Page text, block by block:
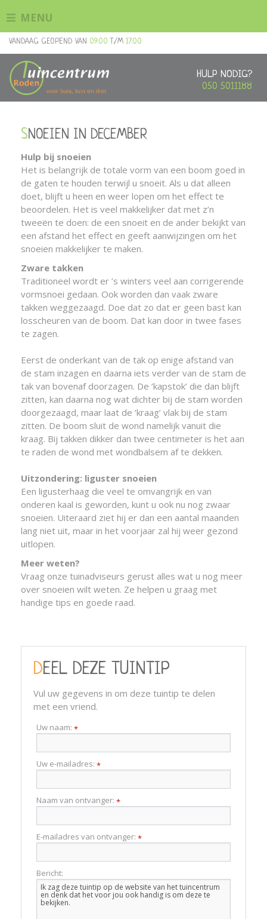
n
HULP NODIG?
050 5011188
VANDAAG GEOPEND VAN 09:00 T/M 17:00
MENU
SNOEIEN IN DECEMBER
Hulp bij snoeien
Het is belangrijk de totale vorm van een boom goed in
de gaten te houden terwijl u snoeit. Als u dat alleen
doet, blijft u heen en weer lopen om het effect te
beoordelen. Het is veel makkelijker dat met z’n
tweeën te doen: de een snoeit en de ander bekijkt van
een afstand het effect en geeft aanwijzingen om het
snoeien makkelijker te maken.
Zware takken
Traditioneel wordt er ’s winters veel aan corrigerende
vormsnoei gedaan. Ook worden dan vaak zware
takken weggezaagd. Doe dat zo dat er geen bast kan
losscheuren van de boom. Dat kan door in twee fases
te zagen.
Eerst de onderkant van de tak op enige afstand van
de stam inzagen en daarna iets verder van de stam de
tak van bovenaf doorzagen. De ‘kapstok’ die dan blijft
zitten, kan daarna nog wat dichter bij de stam worden
doorgezaagd, maar laat de ‘kraag’ vlak bij de stam
zitten. De boom sluit de wond namelijk vanuit die
kraag. Bij takken dikker dan twee centimeter is het aan
te raden de wond met wondbalsem af te dekken.
Uitzondering: liguster snoeien
Een ligusterhaag die veel te omvangrijk en van
onderen kaal is geworden, kunt u ook nu nog zwaar
snoeien. Uiteraard ziet hij er dan een aantal maanden
lang niet uit, maar in het voorjaar zal hij weer gezond
uitlopen.
Meer weten?
Vraag onze tuinadviseurs gerust alles wat u nog meer
over snoeien wilt weten. Ze helpen u graag met
handige tips en goede raad.
DEEL DEZE TUINTIP
Vul uw gegevens in om deze tuintip te delen
met een vriend.
Uw naam: *
Uw e-mailadres: *
Naam van ontvanger: *
E-mailadres van ontvanger: *
Bericht: